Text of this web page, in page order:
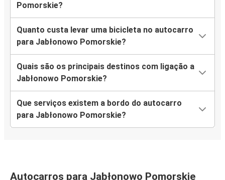
Pomorskie?
Quanto custa levar uma bicicleta no autocarro
para Jabłonowo Pomorskie?
Quais são os principais destinos com ligação a
Jabłonowo Pomorskie?
Que serviços existem a bordo do autocarro
para Jabłonowo Pomorskie?
Autocarros para Jabłonowo Pomorskie